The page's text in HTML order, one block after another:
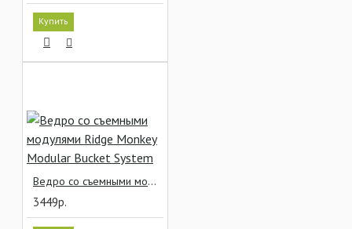
Купить
Ведро со съемными модулями Ridge Monkey Modular Bucket System
3449р.